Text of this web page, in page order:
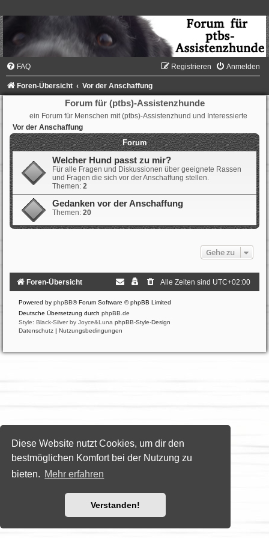
Diese Website nutzt Cookies, um dir den
bestmöglichen Komfort bei der Nutzung zu
bieten. Mehr erfahren
Verstanden!
FAQ Anmelden
Registrieren
Foren-Übersicht Vor der Anschaffung
Forum für (ptbs)-Assistenzhunde
ein Forum für Menschen mit (ptbs)-Assistenzhund und Interessierte
Vor der Anschaffung
Forum
Welcher Hund passt zu mir?
Für alle Fragen und Diskussionen über geeignete Rassen
und Fragen die sich vor der Anschaffung stellen.
Themen: 2
Gedanken vor der Anschaffung
Themen: 20
Gehe zu
Foren-Übersicht Alle Zeiten sind UTC+02:00
Powered by phpBB® Forum Software © phpBB Limited
Deutsche Übersetzung durch phpBB.de
Style: Black-Silver by Joyce&Luna phpBB-Style-Design
Datenschutz | Nutzungsbedingungen